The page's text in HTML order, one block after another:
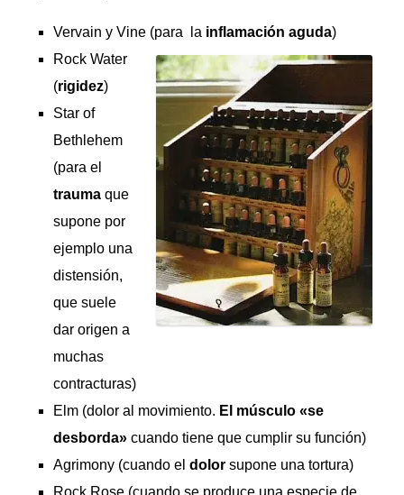
Vervain y Vine (para la inflamación aguda)
Rock Water
(rigidez)
Star of
Bethlehem
(para el
trauma que
supone por
ejemplo una
distensión,
que suele
dar origen a
muchas
contracturas)
Elm (dolor al movimiento. El músculo «se
desborda» cuando tiene que cumplir su función)
Agrimony (cuando el dolor supone una tortura)